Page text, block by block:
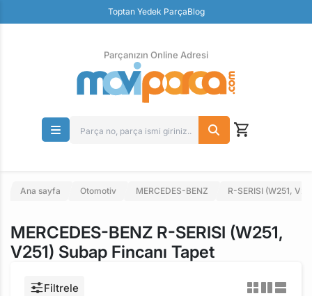
Toptan Yedek ParçaBlog
Parçanızın Online Adresi
Ana sayfa Otomotiv MERCEDES-BENZ R-SERISI (W251,
MERCEDES-BENZ R-SERISI (W251,
V251) Subap Fincanı Tapet
Filtrele